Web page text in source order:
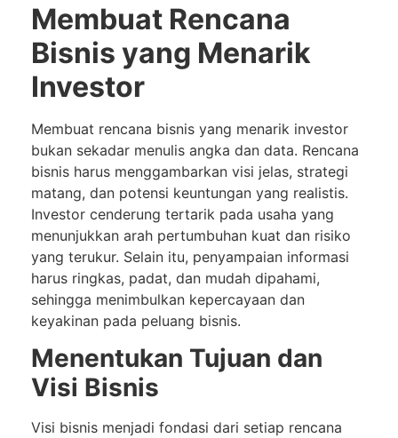
Membuat Rencana
Bisnis yang Menarik
Investor
Membuat rencana bisnis yang menarik investor
bukan sekadar menulis angka dan data. Rencana
bisnis harus menggambarkan visi jelas, strategi
matang, dan potensi keuntungan yang realistis.
Investor cenderung tertarik pada usaha yang
menunjukkan arah pertumbuhan kuat dan risiko
yang terukur. Selain itu, penyampaian informasi
harus ringkas, padat, dan mudah dipahami,
sehingga menimbulkan kepercayaan dan
keyakinan pada peluang bisnis.
Menentukan Tujuan dan
Visi Bisnis
Visi bisnis menjadi fondasi dari setiap rencana